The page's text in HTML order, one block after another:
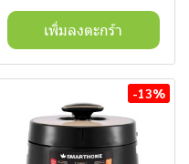
เพิ่มลงตะกร้า
-13%